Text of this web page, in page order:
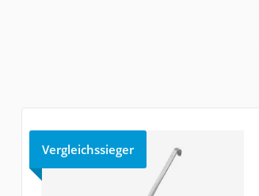
Vergleichssieger